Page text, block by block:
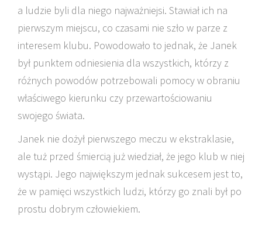
a ludzie byli dla niego najważniejsi. Stawiał ich na
pierwszym miejscu, co czasami nie szło w parze z
interesem klubu. Powodowało to jednak, że Janek
był punktem odniesienia dla wszystkich, którzy z
różnych powodów potrzebowali pomocy w obraniu
właściwego kierunku czy przewartościowaniu
swojego świata.
Janek nie dożył pierwszego meczu w ekstraklasie,
ale tuż przed śmiercią już wiedział, że jego klub w niej
wystąpi. Jego największym jednak sukcesem jest to,
że w pamięci wszystkich ludzi, którzy go znali był po
prostu dobrym człowiekiem.